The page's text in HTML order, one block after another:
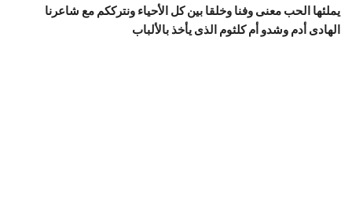
يملئها الحب معنى وفنا وخلقا بين كل الأحياء ونترككم مع شاعرنا
الهادى أدم وشدو أم كلثوم الذى يأخذ بالألباب